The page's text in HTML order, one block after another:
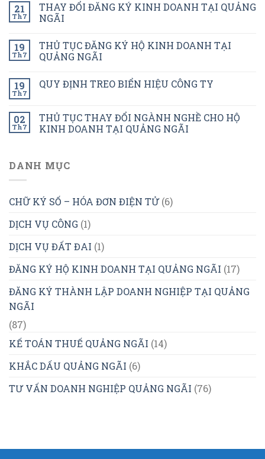
21
Th7
THAY ĐỔI ĐĂNG KÝ KINH DOANH TẠI QUẢNG
NGÃI
19
Th7
THỦ TỤC ĐĂNG KÝ HỘ KINH DOANH TẠI
QUẢNG NGÃI
19
Th7
QUY ĐỊNH TREO BIỂN HIỆU CÔNG TY
02
Th7
THỦ TỤC THAY ĐỔI NGÀNH NGHỀ CHO HỘ
KINH DOANH TẠI QUẢNG NGÃI
DANH MỤC
CHỮ KÝ SỐ – HÓA ĐƠN ĐIỆN TỬ(6)
DỊCH VỤ CÔNG (1)
DỊCH VỤ ĐẤT ĐAI (1)
ĐĂNG KÝ HỘ KINH DOANH TẠI QUẢNG NGÃI (17)
ĐĂNG KÝ THÀNH LẬP DOANH NGHIỆP TẠI QUẢNG
NGÃI
(87)
KẾ TOÁN THUẾ QUẢNG NGÃI (14)
KHẮC DẤU QUẢNG NGÃI (6)
TƯ VẤN DOANH NGHIỆP QUẢNG NGÃI (76)